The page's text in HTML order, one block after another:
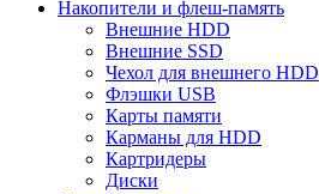
Накопители и флеш-память
Внешние HDD
Внешние SSD
Чехол для внешнего HDD
Флэшки USB
Карты памяти
Карманы для HDD
Картридеры
Диски